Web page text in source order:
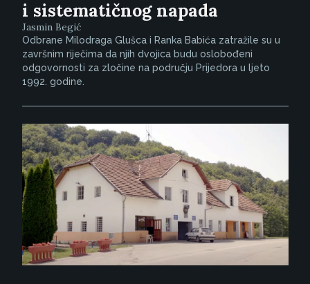
i sistematičnog napada
Jasmin Begić
Odbrane Milodraga Glušca i Ranka Babića zatražile su u
završnim riječima da njih dvojica budu oslobođeni
odgovornosti za zločine na području Prijedora u ljeto
1992. godine.